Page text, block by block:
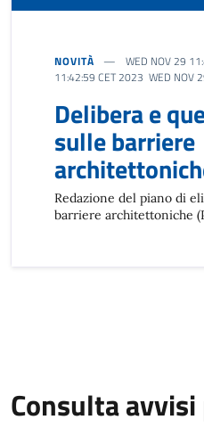
NOVITÀ
WED NOV 29
11:42:59 CET 2023 WED NOV
Delibera e
sulle barriere
Redazione del piano di
barriere architettoniche
Consulta